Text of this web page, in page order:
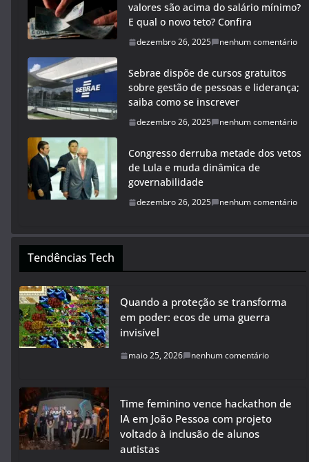
valores são acima do salário mínimo?
E qual o novo teto? Confira
dezembro 26, 2025 nenhum comentário
Sebrae dispõe de cursos gratuitos
sobre gestão de pessoas e liderança;
saiba como se inscrever
dezembro 26, 2025 nenhum comentário
Congresso derruba metade dos vetos
de Lula e muda dinâmica de
governabilidade
dezembro 26, 2025 nenhum comentário
Tendências Tech
Quando a proteção se transforma
em poder: ecos de uma guerra
invisível
maio 25, 2026 nenhum comentário
Time feminino vence hackathon de
IA em João Pessoa com projeto
voltado à inclusão de alunos
autistas